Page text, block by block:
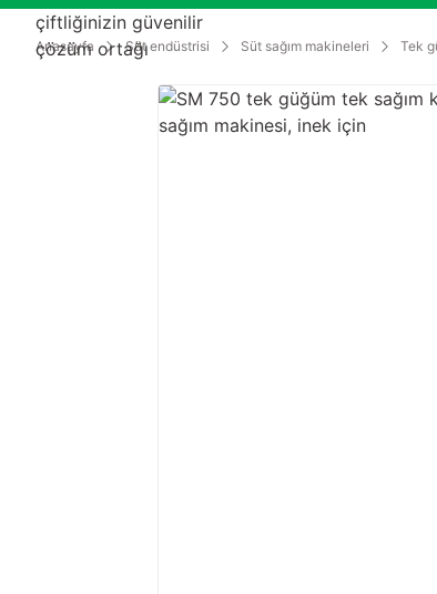
Anasayfa Süt endüstrisi Süt sağım makineleri Tek